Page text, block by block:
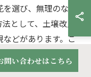
選び、無理のない
として、土壌改良
どがあります。こ
問い合わせはこちら